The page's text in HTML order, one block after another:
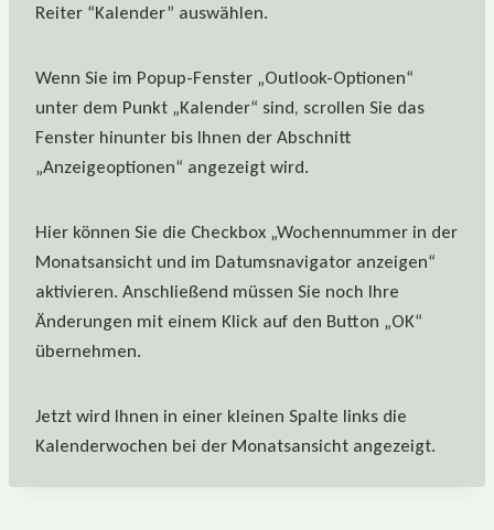
Reiter “Kalender” auswählen.
Wenn Sie im Popup-Fenster „Outlook-Optionen“
unter dem Punkt „Kalender“ sind, scrollen Sie das
Fenster hinunter bis Ihnen der Abschnitt
„Anzeigeoptionen“ angezeigt wird.
Hier können Sie die Checkbox „Wochennummer in der
Monatsansicht und im Datumsnavigator anzeigen“
aktivieren. Anschließend müssen Sie noch Ihre
Änderungen mit einem Klick auf den Button „OK“
übernehmen.
Jetzt wird Ihnen in einer kleinen Spalte links die
Kalenderwochen bei der Monatsansicht angezeigt.